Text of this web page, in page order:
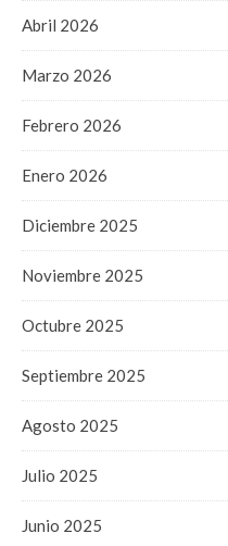
Abril 2026
Marzo 2026
Febrero 2026
Enero 2026
Diciembre 2025
Noviembre 2025
Octubre 2025
Septiembre 2025
Agosto 2025
Julio 2025
Junio 2025